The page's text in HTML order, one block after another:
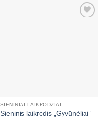
SIENINIAI LAIKRODŽIAI
Sieninis laikrodis „Gyvūnėliai”